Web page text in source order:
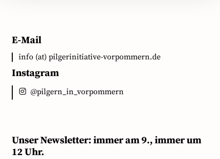
E-Mail
info (at) pilgerinitiative-vorpommern.de
Instagram
@pilgern_in_vorpommern
Unser Newsletter: immer am 9., immer um
12 Uhr.